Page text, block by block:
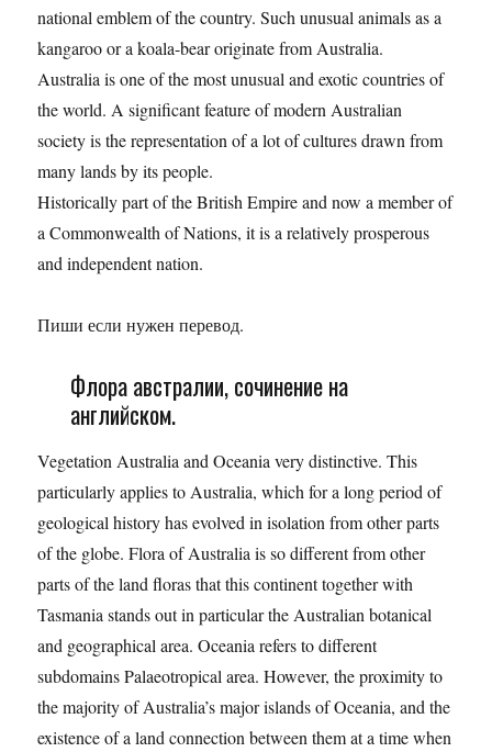
national emblem of the country. Such unusual animals as a
kangaroo or a koala-bear originate from Australia.
Australia is one of the most unusual and exotic countries of
the world. A significant feature of modern Australian
society is the representation of a lot of cultures drawn from
many lands by its people.
Historically part of the British Empire and now a member of
a Commonwealth of Nations, it is a relatively prosperous
and independent nation.
Пиши если нужен перевод.
Флора австралии, сочинение на
английском.
Vegetation Australia and Oceania very distinctive. This
particularly applies to Australia, which for a long period of
geological history has evolved in isolation from other parts
of the globe. Flora of Australia is so different from other
parts of the land floras that this continent together with
Tasmania stands out in particular the Australian botanical
and geographical area. Oceania refers to different
subdomains Palaeotropical area. However, the proximity to
the majority of Australia’s major islands of Oceania, and the
existence of a land connection between them at a time when